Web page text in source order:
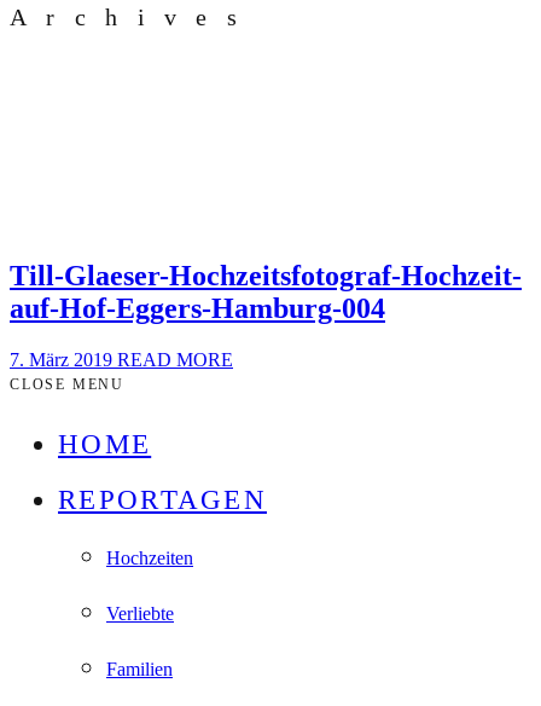
Archives
Till-Glaeser-Hochzeitsfotograf-Hochzeit-
auf-Hof-Eggers-Hamburg-004
7. März 2019 READ MORE
CLOSE MENU
HOME
REPORTAGEN
Hochzeiten
Verliebte
Familien